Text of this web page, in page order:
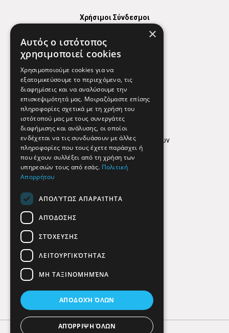
Χρήσιμοι Σύνδεσμοι
Χρήσιμα Τηλέφωνα
Εφημερεύοντα Φαρμακεία
Απόρρητο
Όροι Χρήσης
Πολιτική προστασίας δεδομένων
Findhere
Social Media
×
Αυτός ο ιστότοπος
χρησιμοποιεί cookies
Χρησιμοποιούμε cookies για να
εξατομικεύσουμε το περιεχόμενο, τις
διαφημίσεις και να αναλύσουμε την
επισκεψιμότητά μας. Μοιραζόμαστε επίσης
πληροφορίες σχετικά με τη χρήση του
ιστότοπού μας με τους συνεργάτες
διαφήμισης και ανάλυσης, οι οποίοι
ενδέχεται να τις συνδυάσουν με άλλες
πληροφορίες που τους έχετε παράσχει ή
που έχουν συλλέξει από τη χρήση των
υπηρεσιών τους από εσάς. Πολιτική
Απορρήτου
ΑΠΟΛΎΤΩΣ ΑΠΑΡΑΊΤΗΤΑ
ΑΠΌΔΟΣΗΣ
ΣΤΌΧΕΥΣΗΣ
ΛΕΙΤΟΥΡΓΙΚΌΤΗΤΑΣ
ΜΗ ΤΑΞΙΝΟΜΗΜΈΝΑ
ΑΠΟΔΟΧΉ ΌΛΩΝ
ΑΠΌΡΡΙΨΗ ΌΛΩΝ